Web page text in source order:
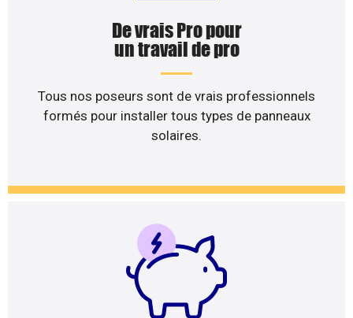
De vrais Pro pour
un travail de pro
Tous nos poseurs sont de vrais professionnels
formés pour installer tous types de panneaux
solaires.